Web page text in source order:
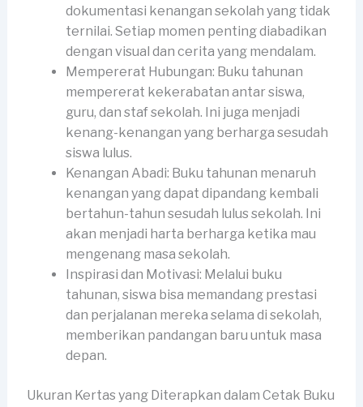
dokumentasi kenangan sekolah yang tidak
ternilai. Setiap momen penting diabadikan
dengan visual dan cerita yang mendalam.
Mempererat Hubungan: Buku tahunan
mempererat kekerabatan antar siswa,
guru, dan staf sekolah. Ini juga menjadi
kenang-kenangan yang berharga sesudah
siswa lulus.
Kenangan Abadi: Buku tahunan menaruh
kenangan yang dapat dipandang kembali
bertahun-tahun sesudah lulus sekolah. Ini
akan menjadi harta berharga ketika mau
mengenang masa sekolah.
Inspirasi dan Motivasi: Melalui buku
tahunan, siswa bisa memandang prestasi
dan perjalanan mereka selama di sekolah,
memberikan pandangan baru untuk masa
depan.
Ukuran Kertas yang Diterapkan dalam Cetak Buku